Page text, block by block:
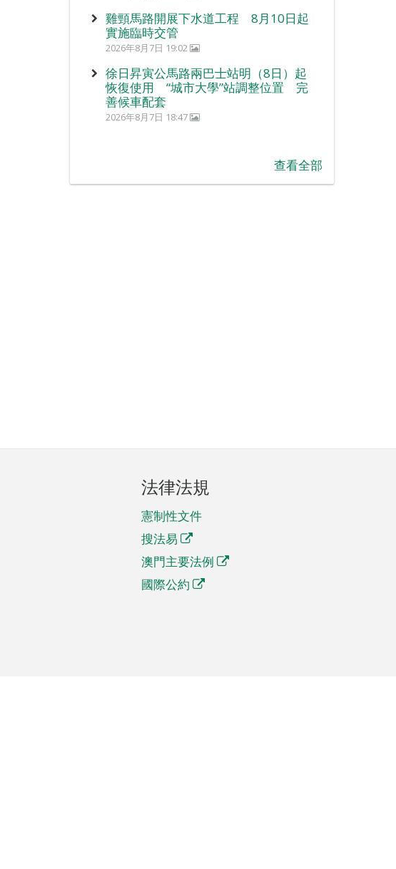
雞頸馬路開展下水道工程 8月10日起
實施臨時交管
2026年8月7日 19:02
徐日昇寅公馬路兩巴士站明（8日）起
恢復使用 “城市大學”站調整位置 完
善候車配套
2026年8月7日 18:47
查看全部
法律法規
憲制性文件
搜法易
澳門主要法例
國際公約